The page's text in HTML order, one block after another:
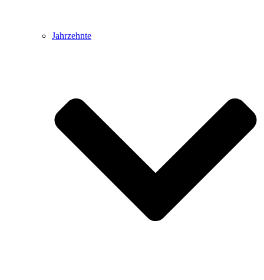
Jahrzehnte